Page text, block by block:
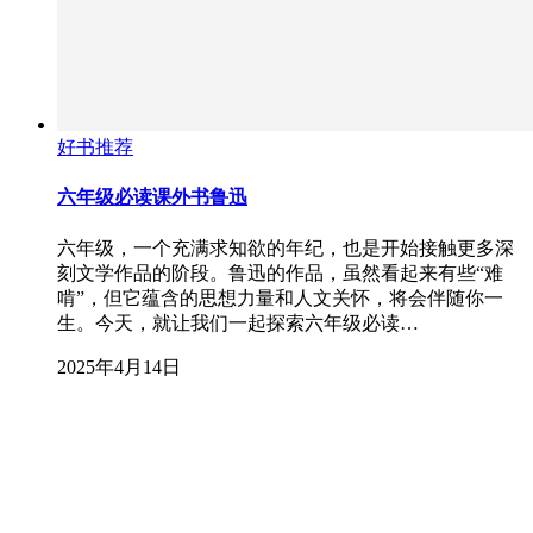
好书推荐
六年级必读课外书鲁迅
六年级，一个充满求知欲的年纪，也是开始接触更多深
刻文学作品的阶段。鲁迅的作品，虽然看起来有些“难
啃”，但它蕴含的思想力量和人文关怀，将会伴随你一
生。今天，就让我们一起探索六年级必读…
2025年4月14日